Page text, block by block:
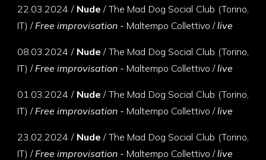
22.03.2024 / Nude / The Mad Dog Social Club (Torino,
IT) /Free improvisation - Maltempo Collettivo /live
08.03.2024 / Nude / The Mad Dog Social Club (Torino,
IT) /Free improvisation - Maltempo Collettivo /live
01.03.2024 / Nude / The Mad Dog Social Club (Torino,
IT) /Free improvisation - Maltempo Collettivo /live
23.02.2024 / Nude / The Mad Dog Social Club (Torino,
IT) /Free improvisation - Maltempo Collettivo /live